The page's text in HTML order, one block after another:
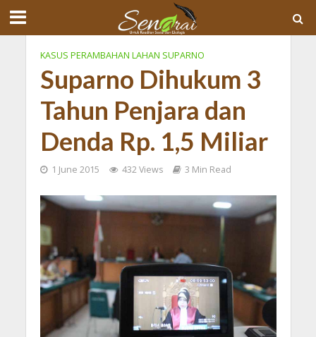
KASUS PERAMBAHAN LAHAN SUPARNO
Suparno Dihukum 3
Tahun Penjara dan
Denda Rp. 1,5 Miliar
1 June 2015 432 Views 3 Min Read